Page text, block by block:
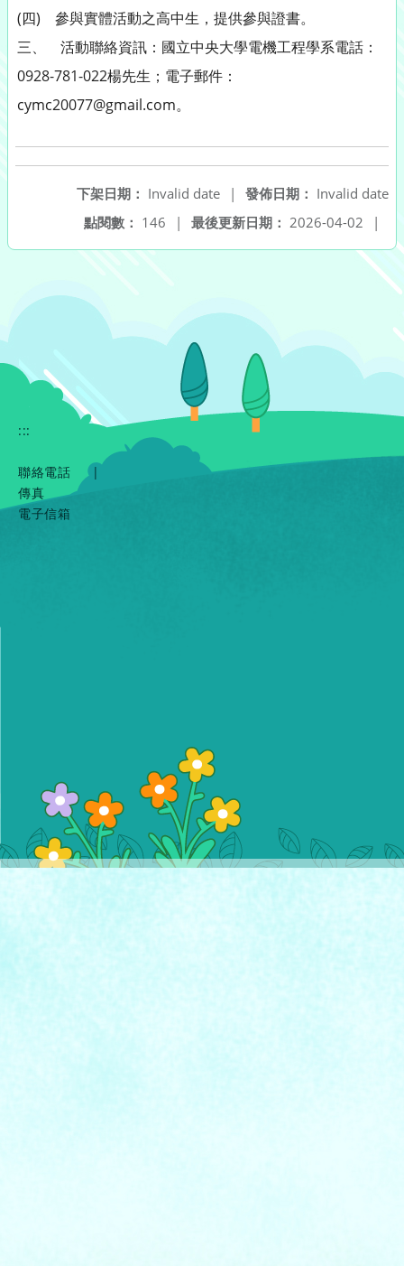
(四) 參與實體活動之高中生，提供參與證書。
三、 活動聯絡資訊：國立中央大學電機工程學系電話：
0928-781-022楊先生；電子郵件：
cymc20077@gmail.com。
發佈日期： Invalid date
下架日期： Invalid date
|
最後更新日期： 2026-04-02 |
點閱數： 146 |
:::
聯絡電話
|
傳真
電子信箱